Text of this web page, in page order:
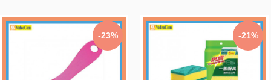
-23% -21%